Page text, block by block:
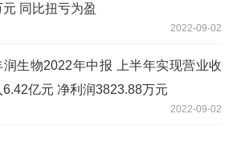
元 同比扭亏为盈
2022-09-02
润生物2022年中报 上半年实现营业收
6.42亿元 净利润3823.88万元
2022-09-02